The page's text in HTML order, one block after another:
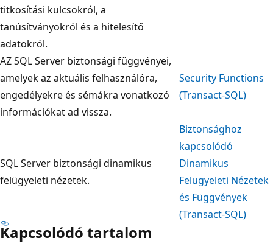
titkosítási kulcsokról, a
tanúsítványokról és a hitelesítő
adatokról.
AZ SQL Server biztonsági függvényei,
amelyek az aktuális felhasználóra,
engedélyekre és sémákra vonatkozó
információkat ad vissza.
Security Functions
(Transact-SQL)
SQL Server biztonsági dinamikus
felügyeleti nézetek.
Biztonsághoz
kapcsolódó
Dinamikus
Felügyeleti Nézetek
és Függvények
(Transact-SQL)
Kapcsolódó tartalom